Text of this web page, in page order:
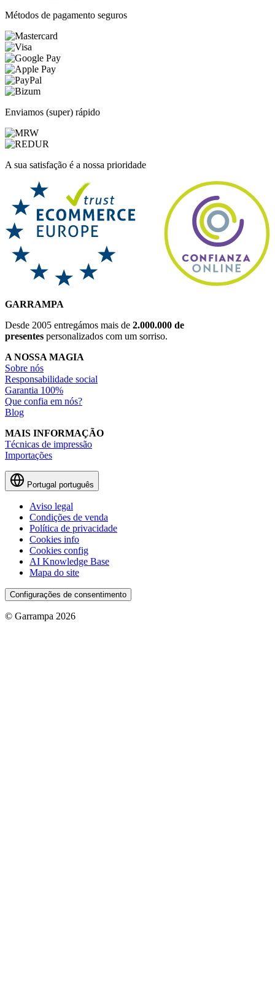
Métodos de pagamento seguros
Enviamos (super) rápido
A sua satisfação é a nossa prioridade
GARRAMPA
Desde 2005 entregámos mais de 2.000.000 de
presentes personalizados com um sorriso.
A NOSSA MAGIA
Sobre nós
Responsabilidade social
Garantia 100%
Que confia em nós?
Blog
MAIS INFORMAÇÃO
Técnicas de impressão
Importações
Portugal português
Aviso legal
Condições de venda
Política de privacidade
Cookies info
Cookies config
AI Knowledge Base
Mapa do site
Configurações de consentimento
© Garrampa 2026